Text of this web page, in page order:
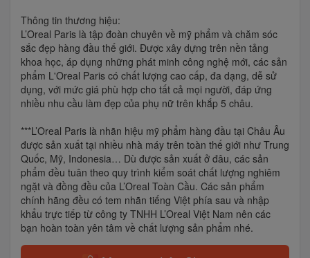
Thông tin thương hiệu:
L’Oreal Paris là tập đoàn chuyên về mỹ phẩm và chăm sóc
sắc đẹp hàng đầu thế giới. Được xây dựng trên nền tảng
khoa học, áp dụng những phát minh công nghệ mới, các sản
phẩm L'Oreal Paris có chất lượng cao cấp, đa dạng, dễ sử
dụng, với mức giá phù hợp cho tất cả mọi người, đáp ứng
nhiều nhu cầu làm đẹp của phụ nữ trên khắp 5 châu.
***L’Oreal Paris là nhãn hiệu mỹ phẩm hàng đầu tại Châu Âu
được sản xuất tại nhiều nhà máy trên toàn thế giới như Trung
Quốc, Mỹ, Indonesia… Dù được sản xuất ở đâu, các sản
phẩm đều tuân theo quy trình kiểm soát chất lượng nghiêm
ngặt và đồng đều của L’Oreal Toàn Cầu. Các sản phẩm
chính hãng đều có tem nhãn tiếng Việt phía sau và nhập
khẩu trực tiếp từ công ty TNHH L’Oreal Việt Nam nên các
bạn hoàn toàn yên tâm về chất lượng sản phẩm nhé.